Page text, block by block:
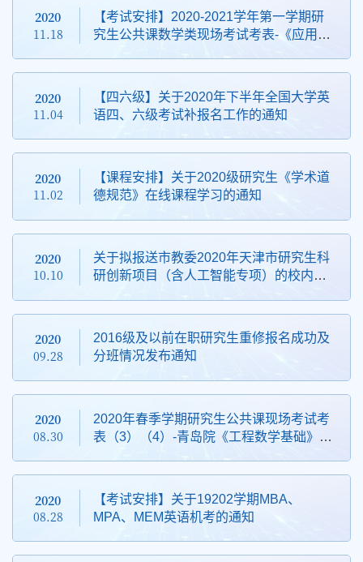
2020
11.18
【考试安排】2020-2021学年第一学期研
究生公共课数学类现场考试考表-《应用统
程》、《应用数学基础》、《工程数学基
础》考试安排
2020
11.04
【四六级】关于2020年下半年全国大学英
语四、六级考试补报名工作的通知
2020
11.02
【课程安排】关于2020级研究生《学术道
德规范》在线课程学习的通知
2020
10.10
关于拟报送市教委2020年天津市研究生科
研创新项目（含人工智能专项）的校内公
2020
09.28
2016级及以前在职研究生重修报名成功及
分班情况发布通知
2020
08.30
2020年春季学期研究生公共课现场考试考
表（3）（4）-青岛院《工程数学基础》、
语》、《商务英语》、《高级听说》考试
安排
2020
08.28
【考试安排】关于19202学期MBA、
MPA、MEM英语机考的通知